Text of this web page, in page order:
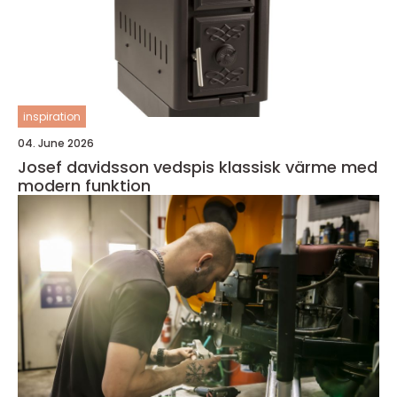
inspiration
04. June 2026
Josef davidsson vedspis klassisk värme med
modern funktion